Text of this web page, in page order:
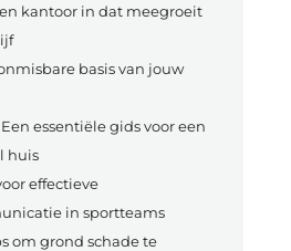
kantoor in dat meegroeit
basis van jouw
essentiële gids voor een
huis
effectieve
in sportteams
om grond schade te